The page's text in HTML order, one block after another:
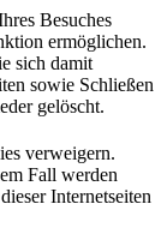
Besuches
ermöglichen.
sich damit
sowie Schließen
gelöscht.
verweigern.
Fall werden
Internetseiten